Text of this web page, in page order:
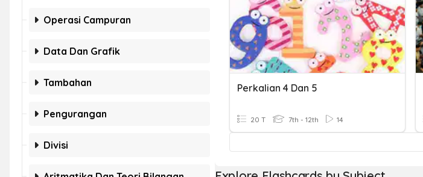
Operasi Campuran
Data Dan Grafik
Tambahan
Pengurangan
Divisi
Perkalian 4 Dan 5
20 T 7th - 12th 14